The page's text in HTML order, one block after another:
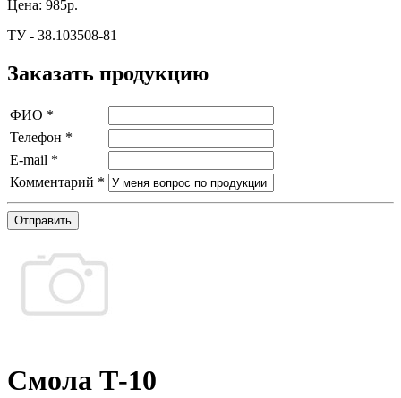
Цена: 985р.
ТУ - 38.103508-81
Заказать продукцию
ФИО *
Телефон *
E-mail *
Комментарий *
Отправить
Смола Т-10